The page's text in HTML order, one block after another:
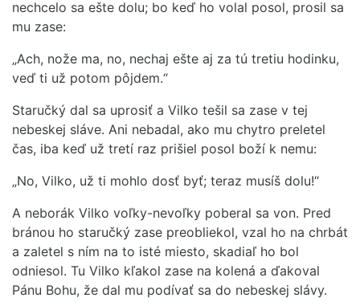
nechcelo sa ešte dolu; bo keď ho volal posol, prosil sa
mu zase:
„Ach, nože ma, no, nechaj ešte aj za tú tretiu hodinku,
veď ti už potom pôjdem.“
Staručký dal sa uprosiť a Vilko tešil sa zase v tej
nebeskej sláve. Ani nebadal, ako mu chytro preletel
čas, iba keď už tretí raz prišiel posol boží k nemu:
„No, Vilko, už ti mohlo dosť byť; teraz musíš dolu!“
A neborák Vilko voľky-nevoľky poberal sa von. Pred
bránou ho staručký zase preobliekol, vzal ho na chrbát
a zaletel s ním na to isté miesto, skadiaľ ho bol
odniesol. Tu Vilko kľakol zase na kolená a ďakoval
Pánu Bohu, že dal mu podívať sa do nebeskej slávy.